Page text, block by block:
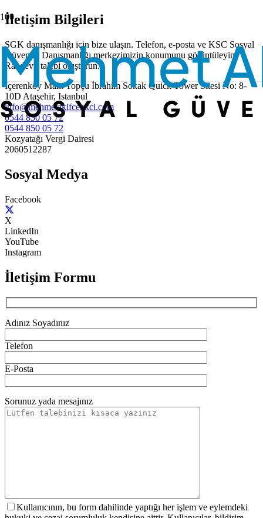
İletişim Bilgileri
SGK danışmanlığı için bize ulaşın. Telefon, e-posta ve KSC Sosyal
Güvenlik Danışmanlığı merkezimizin konumunu görüntüleyin.
Randevu talebi oluşturun.
İçerenköy Mah. Topçu İbrahim Sokak Quick Tower Sitesi No: 8-
10D Ataşehir, Istanbul
info@mehmetakifcenkci.com
0544 850 05 72
0544 850 05 72
Kozyatağı Vergi Dairesi
2060512287
Sosyal Medya
Facebook
X
LinkedIn
YouTube
Instagram
İletişim Formu
Adınız Soyadınız
Telefon
E-Posta
Sorunuz yada mesajınız
Kullanıcının, bu form dahilinde yaptığı her işlem ve eylemdeki